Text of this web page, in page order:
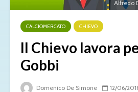
Alfredo
CALCIOMERCATO CHIEVO
Il Chievo lavora
Gobbi
Domenico De Simone 12/06/